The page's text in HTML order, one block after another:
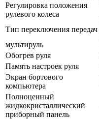
Регулировка положения
рулевого колеса
Тип переключения передач
мультируль
Обогрев руля
Память настроек руля
Экран бортового
компьютера
Полноценный
жидкокристаллический
приборный панель